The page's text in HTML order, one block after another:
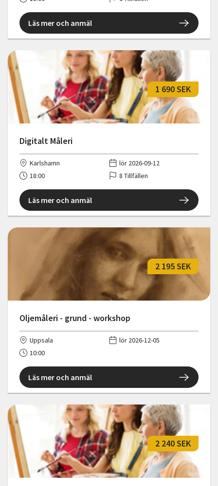
Läs mer och anmäl
Digitalt Måleri
1 690 SEK
Karlshamn
lör 2026-09-12
18:00
8 Tillfällen
Läs mer och anmäl
Oljemåleri - grund - workshop
2 195 SEK
Uppsala
lör 2026-12-05
10:00
Läs mer och anmäl
2 240 SEK